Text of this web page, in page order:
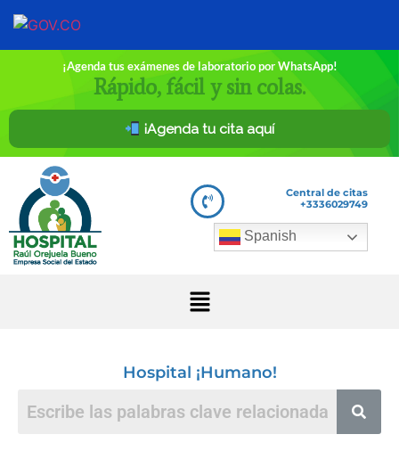
¡Agenda tus exámenes de laboratorio por WhatsApp!
Rápido, fácil y sin colas.
¡Agenda tu cita aquí
Central de citas
+3336029749
Spanish
Hospital ¡Humano!